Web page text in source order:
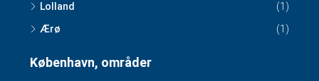
Lolland
(1)
Ærø
(1)
København, områder